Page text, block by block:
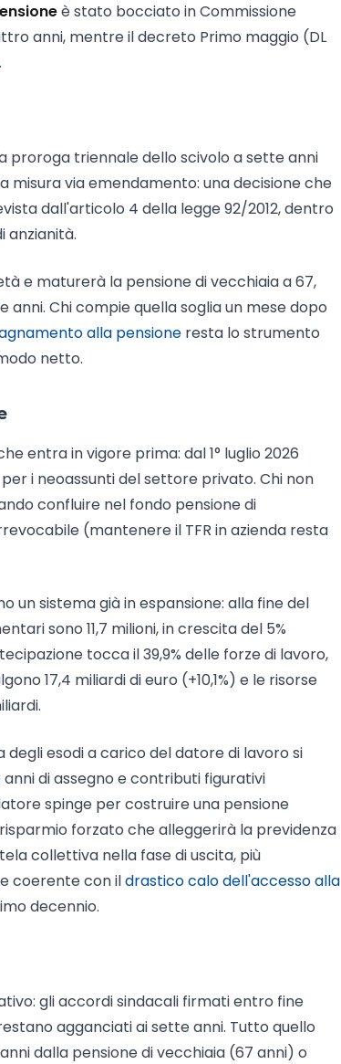
è stato bocciato in Commissione
anni, mentre il decreto Primo maggio (DL
proroga triennale dello scivolo a sette anni
misura via emendamento: una decisione che
dall'articolo 4 della legge 92/2012, dentro
anzianità.
e maturerà la pensione di vecchiaia a 67,
Chi compie quella soglia un mese dopo
alla pensione resta lo strumento
netto.
entra in vigore prima: dal 1° luglio 2026
i neoassunti del settore privato. Chi non
confluire nel fondo pensione di
(mantenere il TFR in azienda resta
un sistema già in espansione: alla fine del
sono 11,7 milioni, in crescita del 5%
tocca il 39,9% delle forze di lavoro,
17,4 miliardi di euro (+10,1%) e le risorse
esodi a carico del datore di lavoro si
di assegno e contributi figurativi
spinge per costruire una pensione
forzato che alleggerirà la previdenza
collettiva nella fase di uscita, più
coerente con ildrastico calo dell'accesso alla
decennio.
gli accordi sindacali firmati entro fine
agganciati ai sette anni. Tutto quello
dalla pensione di vecchiaia (67 anni) o